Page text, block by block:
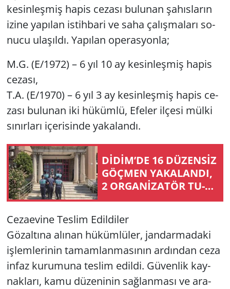
ke­sin­leş­miş hapis ce­za­sı bu­lu­nan şa­hıs­la­rın
izine ya­pı­lan is­tih­ba­ri ve saha ça­lış­ma­la­rı so­
nu­cu ula­şıl­dı. Ya­pı­lan ope­ras­yon­la;
M.G. (E/1972) – 6 yıl 10 ay ke­sin­leş­miş hapis
ce­za­sı,
T.A. (E/1970) – 6 yıl 3 ay ke­sin­leş­miş hapis ce­
za­sı bu­lu­nan iki hü­küm­lü, Efe­ler il­çe­si mülki
sı­nır­la­rı içe­ri­sin­de ya­ka­lan­dı.
DİDİM’DE 16 DÜ­ZENSİZ
GÖÇ­MEN YA­KA­LAN­DI,
2 ORGANİZATÖR TU­
TUK­LAN­DI
Ce­za­evi­ne Tes­lim Edil­di­ler
Gö­zal­tı­na alı­nan hü­küm­lü­ler, jan­dar­ma­da­ki
iş­lem­le­ri­nin ta­mam­lan­ma­sı­nın ar­dın­dan ceza
infaz ku­ru­mu­na tes­lim edil­di. Gü­ven­lik kay­
nak­la­rı, kamu dü­ze­ni­nin sağ­lan­ma­sı ve ara­
Yerel